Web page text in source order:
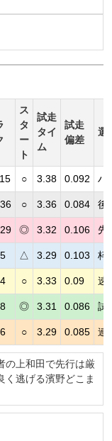
ス
タ
ー
ト
試走
タイ
ム
試走
偏差
選
○ 3.38 0.092 ハ
○ 3.36 0.084 後
◎ 3.32 0.106 先
△ 3.29 0.103 枠
○ 3.33 0.09 速
◎ 3.31 0.086 試
○ 3.29 0.085 連
の上和田で先行は厳
く逃げる濱野どこま